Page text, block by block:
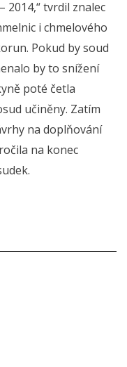
2014,“ tvrdil znalec
i chmelového
Pokud by soud
by to snížení
poté četla
učiněny. Zatím
na doplňování
na konec